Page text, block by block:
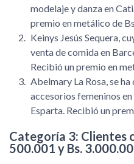
modelaje y danza en
premio en metálico de
Keinys Jesús Sequera,
venta de comida en
Recibió un premio en
Abelmary La Rosa, se
accesorios femeninos
Esparta. Recibió un
Categoría 3: Clientes
500.001 y Bs.